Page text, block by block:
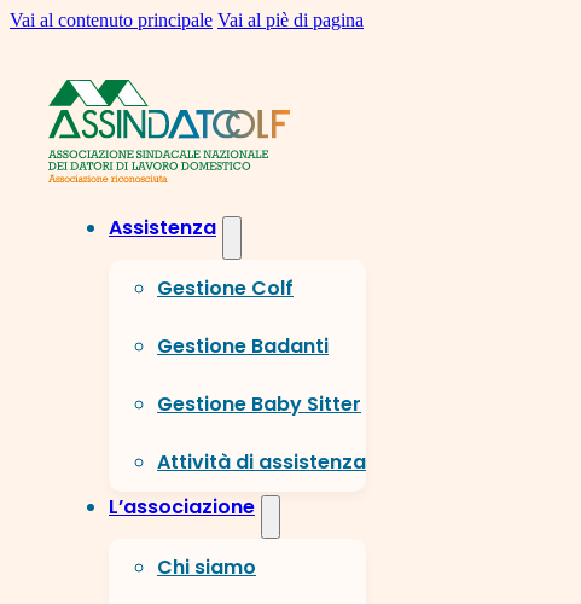
Vai al contenuto principale Vai al piè di pagina
Assistenza
Gestione Colf
Gestione Badanti
Gestione Baby Sitter
Attività di assistenza
L’associazione
Chi siamo